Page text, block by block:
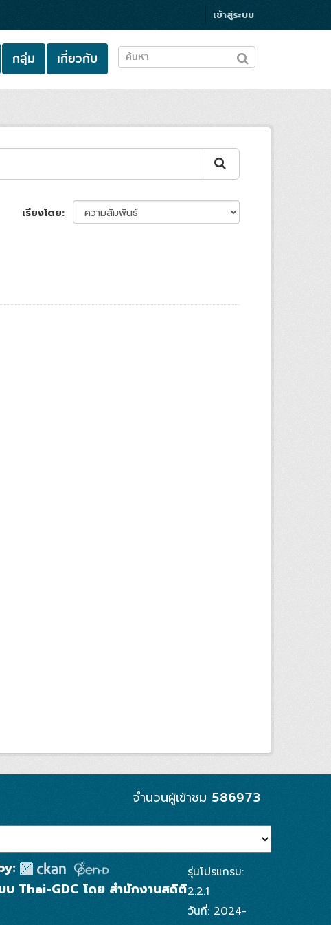
เข้าสู่ระบบ
กลุ่ม เกี่ยวกับ
เรียงโดย
จำนวนผู้เข้าชม 586973
บ Thai-GDC โดย สำนักงานสถิติ
รุ่นโปรแกรม:
2.2.1
วันที่: 2024-